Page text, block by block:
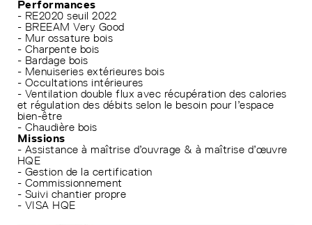
Performances
- RE2020 seuil 2022
- BREEAM Very Good
- Mur ossature bois
- Charpente bois
- Bardage bois
- Menuiseries extérieures bois
- Occultations intérieures
- Ventilation double flux avec récupération des calories
et régulation des débits selon le besoin pour l’espace
bien-être
- Chaudière bois
Missions
- Assistance à maîtrise d’ouvrage & à maîtrise d’œuvre
HQE
- Gestion de la certification
- Commissionnement
- Suivi chantier propre
- VISA HQE